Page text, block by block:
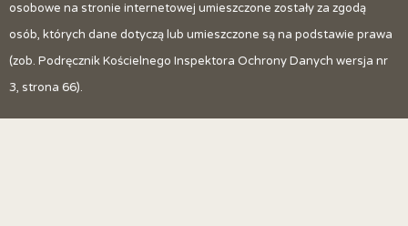
osobowe na stronie internetowej umieszczone zostały za zgodą
osób, których dane dotyczą lub umieszczone są na podstawie prawa
(zob. Podręcznik Kościelnego Inspektora Ochrony Danych wersja nr
3, strona 66).